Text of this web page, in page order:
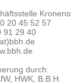
20 45 52 57
91 29 40
durch:
HWK, B.B.H.